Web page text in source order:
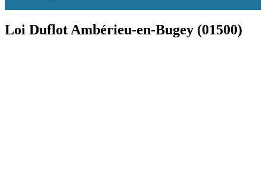
Loi Duflot Ambérieu-en-Bugey (01500)